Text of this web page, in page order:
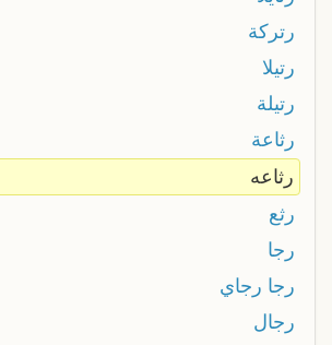
رتركة
رتيلا
رتيلة
رثاعة
رثاعه
رثع
رجا
رجا رجاي
رجال